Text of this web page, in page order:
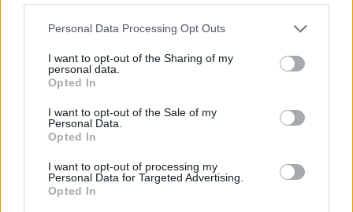
Please note that this website/app uses one or more Google
not limited to your visit or usage behaviour. You may click to
grant or deny consent to Google and its third-party tags to
use your data for below specified purposes in below Google
consent section.
Personal Data Processing Opt Outs
I want to opt-out of the Sharing of my
personal data.
Opted In
I want to opt-out of the Sale of my
Personal Data.
Opted In
I want to opt-out of processing my
Personal Data for Targeted Advertising.
Opted In
volt a szertartáson mások mellett Mészáros
Márta, Sándor Pál, Sára Sándor, Kósa Ferenc,
Kovács András, Gát György, Tarr Béla, Rózsa
János, Kamondi Zoltán, Grunwalsky Ferenc,
Janisch Attila filmrendező; Medvigy Gábor és
Vecsernyés János operatőr és Vidnyánszky
Attila, a Nemzeti Színházi igazgatója. Rajtuk
kívül Selmeczi György zeneszerző, a
színművészek közül Bara Margit, Jordán
Tamás, Tordy Géza, Haumann Péter, Bodrogi
Gyula, Eszenyi Enikő, Zsótér Sándor, Eperjes
Károly és Molnár Piroska is jelen volt.